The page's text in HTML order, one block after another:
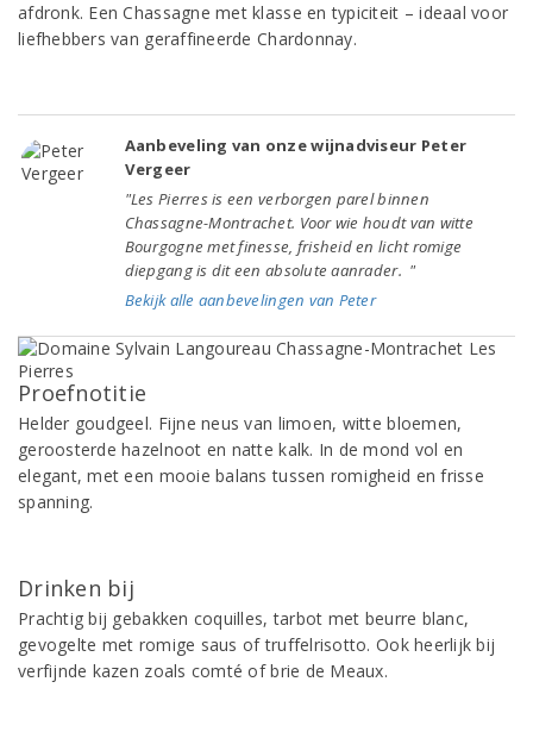
afdronk. Een Chassagne met klasse en typiciteit – ideaal voor
liefhebbers van geraffineerde Chardonnay.
Aanbeveling van onze wijnadviseur Peter
Vergeer
"Les Pierres is een verborgen parel binnen
Chassagne-Montrachet. Voor wie houdt van witte
Bourgogne met finesse, frisheid en licht romige
diepgang is dit een absolute aanrader. "
Bekijk alle aanbevelingen van Peter
Proefnotitie
Helder goudgeel. Fijne neus van limoen, witte bloemen,
geroosterde hazelnoot en natte kalk. In de mond vol en
elegant, met een mooie balans tussen romigheid en frisse
spanning.
Drinken bij
Prachtig bij gebakken coquilles, tarbot met beurre blanc,
gevogelte met romige saus of truffelrisotto. Ook heerlijk bij
verfijnde kazen zoals comté of brie de Meaux.